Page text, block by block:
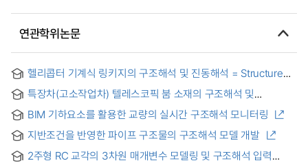
연관학위논문
헬리콥터 기계식 링키지의 구조해석 및 진동해석 = Structure
and Vibration Analyses of Helicopter Mechanical Linkages
특장차(고소작업차) 텔레스코픽 붐 소재의 구조해석 및
피로해석을 통해 최적의 단면형상 연구 : 구조해석 및 피로해석을
통한 단면형상 연구 = Study on the structural and fatigue
analysis of the telescopic boom of special vehicles to
determine the optimal cross-sectional shape.
BIM 기하요소를 활용한 교량의 실시간 구조해석 모니터링
지반조건을 반영한 파이프 구조물의 구조해석 모델 개발
2주형 RC 교각의 3차원 매개변수 모델링 및 구조해석 입력